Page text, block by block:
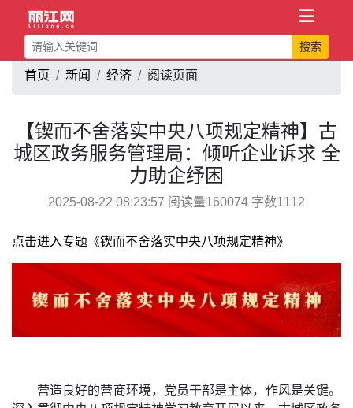
搜索
首页 新闻 经济 阅读页面
【锲而不舍落实中央八项规定精神】古
城区政务服务管理局：倾听企业诉求 全
力助企纾困
2025-08-22 08:23:57 阅读量160074 字数1112
点击进入专题《锲而不舍落实中央八项规定精神》
营造良好的营商环境，党员干部是主体，作风是关键。